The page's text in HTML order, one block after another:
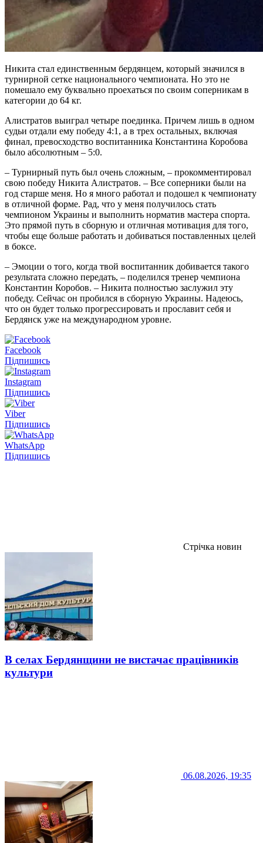
Никита стал единственным бердянцем, который значился в
турнирной сетке национального чемпионата. Но это не
помешало ему буквально проехаться по своим соперникам в
категории до 64 кг.
Алистратов выиграл четыре поединка. Причем лишь в одном
судьи отдали ему победу 4:1, а в трех остальных, включая
финал, превосходство воспитанника Константина Коробова
было абсолютным – 5:0.
– Турнирный путь был очень сложным, – прокомментировал
свою победу Никита Алистратов. – Все соперники были на
год старше меня. Но я много работал и подошел к чемпионату
в отличной форме. Рад, что у меня получилось стать
чемпионом Украины и выполнить норматив мастера спорта.
Это прямой путь в сборную и отличная мотивация для того,
чтобы еще больше работать и добиваться поставленных целей
в боксе.
– Эмоции о того, когда твой воспитанник добивается такого
результата сложно передать, – поделился тренер чемпиона
Константин Коробов. – Никита полностью заслужил эту
победу. Сейчас он пробился в сборную Украины. Надеюсь,
что он будет только прогрессировать и прославит себя и
Бердянск уже на международном уровне.
Facebook
Підпишись
Instagram
Підпишись
Viber
Підпишись
WhatsApp
Підпишись
Стрічка новин
В селах Бердянщини не вистачає працівників
культури
06.08.2026, 19:35